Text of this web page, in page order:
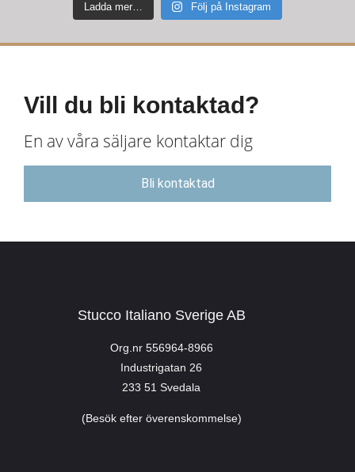
Ladda mer… Följ på Instagram
Vill du bli kontaktad?
En av våra säljare kontaktar dig
Bli kontaktad
Stucco Italiano Sverige AB
Org.nr 556964-8966
Industrigatan 26
233 51 Svedala
(Besök efter överenskommelse)